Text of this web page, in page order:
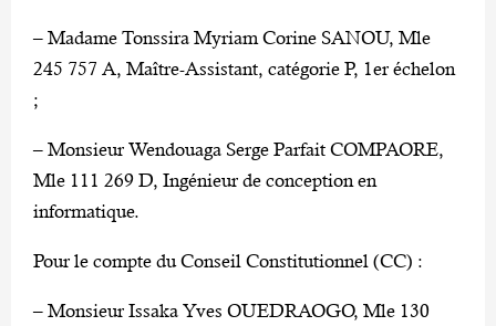
– Madame Tonssira Myriam Corine SANOU, Mle
245 757 A, Maître-Assistant, catégorie P, 1er échelon
;
– Monsieur Wendouaga Serge Parfait COMPAORE,
Mle 111 269 D, Ingénieur de conception en
informatique.
Pour le compte du Conseil Constitutionnel (CC) :
– Monsieur Issaka Yves OUEDRAOGO, Mle 130